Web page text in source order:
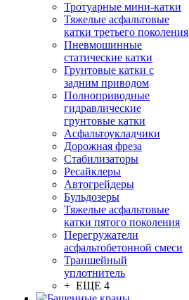
Тротуарные мини-катки
Тяжелые асфальтовые
катки третьего поколения
Пневмошинные
статические катки
Грунтовые катки с
задним приводом
Полноприводные
гидравлические
грунтовые катки
Асфальтоукладчики
Дорожная фреза
Стабилизаторы
Ресайклеры
Автогрейдеры
Бульдозеры
Тяжелые асфальтовые
катки пятого поколения
Перегружатели
асфальтобетонной смеси
Траншейный
уплотнитель
+ ЕЩЕ 4